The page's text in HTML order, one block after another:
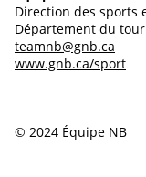
Direction des sports
Département du
teamnb@gnb.ca
www.gnb.ca/sport
© 2024 Équipe NB